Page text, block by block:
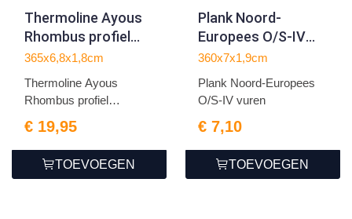
Thermoline Ayous
Rhombus profiel
geschaafd
365x6,8x1,8cm
Thermoline Ayous
Rhombus profiel
€ 19,95
TOEVOEGEN
Plank Noord-
Europees O/S-IV
vuren
360x7x1,9cm
Plank Noord-Europees
O/S-IV vuren
€ 7,10
TOEVOEGEN